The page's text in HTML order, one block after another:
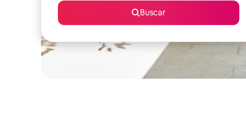
Buscar